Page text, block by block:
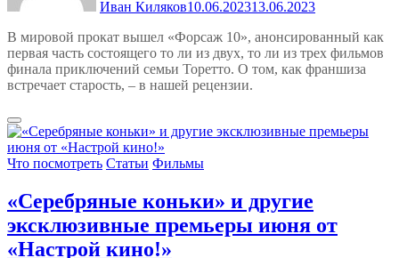
Иван Киляков10.06.202313.06.2023
В мировой прокат вышел «Форсаж 10», анонсированный как
первая часть состоящего то ли из двух, то ли из трех фильмов
финала приключений семьи Торетто. О том, как франшиза
встречает старость, – в нашей рецензии.
Что посмотреть Статьи Фильмы
«Серебряные коньки» и другие
эксклюзивные премьеры июня от
«Настрой кино!»